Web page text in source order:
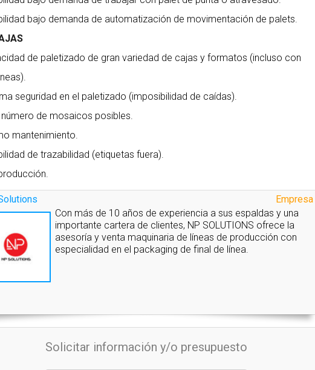
bajo demanda de automatización de movimentación de palets.
de paletizado de gran variedad de cajas y formatos (incluso con
seguridad en el paletizado (imposibilidad de caídas).
número de mosaicos posibles.
mantenimiento.
de trazabilidad (etiquetas fuera).
Empresa
Con más de 10 años de experiencia a sus espaldas y una
importante cartera de clientes, NP SOLUTIONS ofrece la
asesoría y venta maquinaria de líneas de producción con
especialidad en el packaging de final de línea.
Solicitar información y/o presupuesto